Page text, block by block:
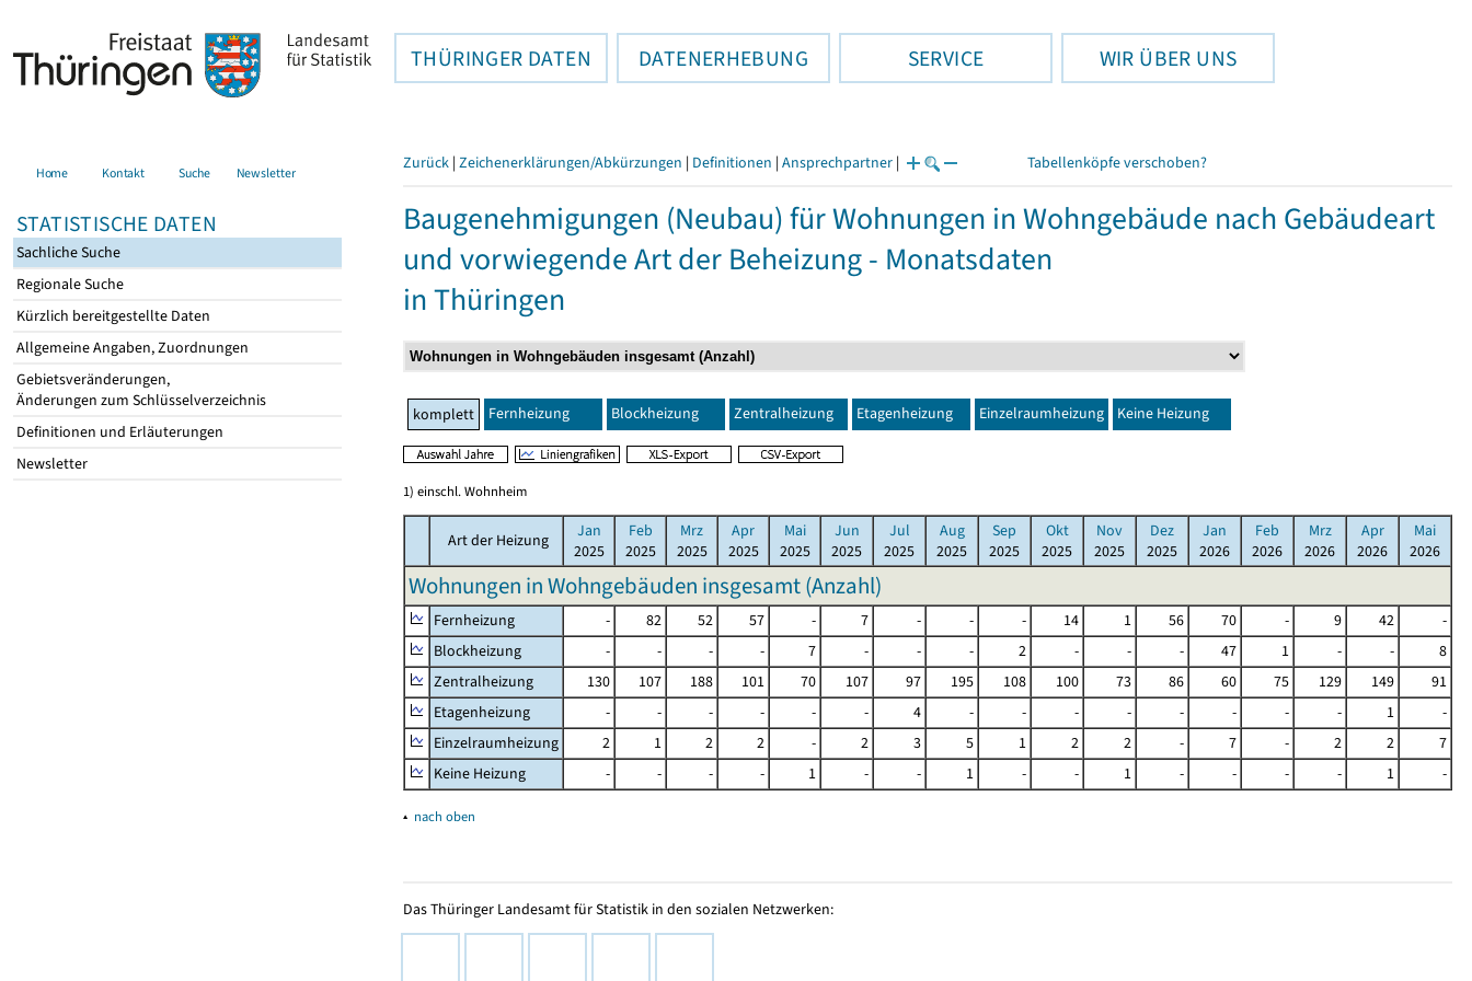
THÜRINGER DATEN DATENERHEBUNG SERVICE WIR ÜBER UNS
Home Kontakt Suche Newsletter
STATISTISCHE DATEN
Sachliche Suche
Regionale Suche
Kürzlich bereitgestellte Daten
Allgemeine Angaben, Zuordnungen
Gebietsveränderungen,
Änderungen zum Schlüsselverzeichnis
Definitionen und Erläuterungen
Newsletter
Zurück | Zeichenerklärungen/Abkürzungen | Definitionen | Ansprechpartner | Tabellenköpfe verschoben?
Baugenehmigungen (Neubau) für Wohnungen in Wohngebäude nach Gebäudeart
und vorwiegende Art der Beheizung - Monatsdaten
in Thüringen
komplett Fernheizung Blockheizung Zentralheizung Etagenheizung Einzelraumheizung Keine Heizung
1) einschl. Wohnheim
Art der Heizung
Jan
2025
Feb
2025
Mrz
2025
Apr
2025
Mai
2025
Jun
2025
Jul
2025
Aug
2025
Sep
2025
Okt
2025
Nov
2025
Dez
2025
Jan
2026
Feb
2026
Mrz
2026
Apr
2026
Mai
2026
Wohnungen in Wohngebäuden insgesamt (Anzahl)
Fernheizung - 82 52 57 - 7 - - - 14 1 56 70 - 9 42
-
Blockheizung
- - - - 7 - - - 2 - - - 47 1 - -
8
Zentralheizung
130 107 188 101 70 107 97 195 108 100 73 86 60 75 129 149
91
Etagenheizung
- - - - - - 4 - - - - - - - - 1
-
Einzelraumheizung
2 1 2 2 - 2 3 5 1 2 2 - 7 - 2 2
7
Keine Heizung
- - - - 1 - - 1 - - 1 - - - - 1 -
▴ nach oben
Das Thüringer Landesamt für Statistik in den sozialen Netzwerken: